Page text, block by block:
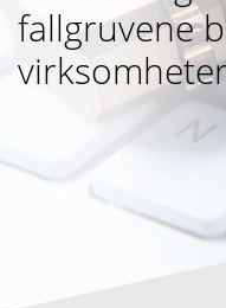
fallgruvene